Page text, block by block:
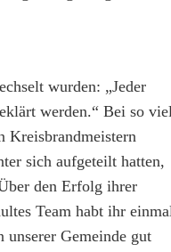
wurden: „Jeder
werden.“ Bei so
Kreisbrandmeistern
sich aufgeteilt hatten,
den Erfolg ihrer
Team habt ihr
unserer Gemeinde gut